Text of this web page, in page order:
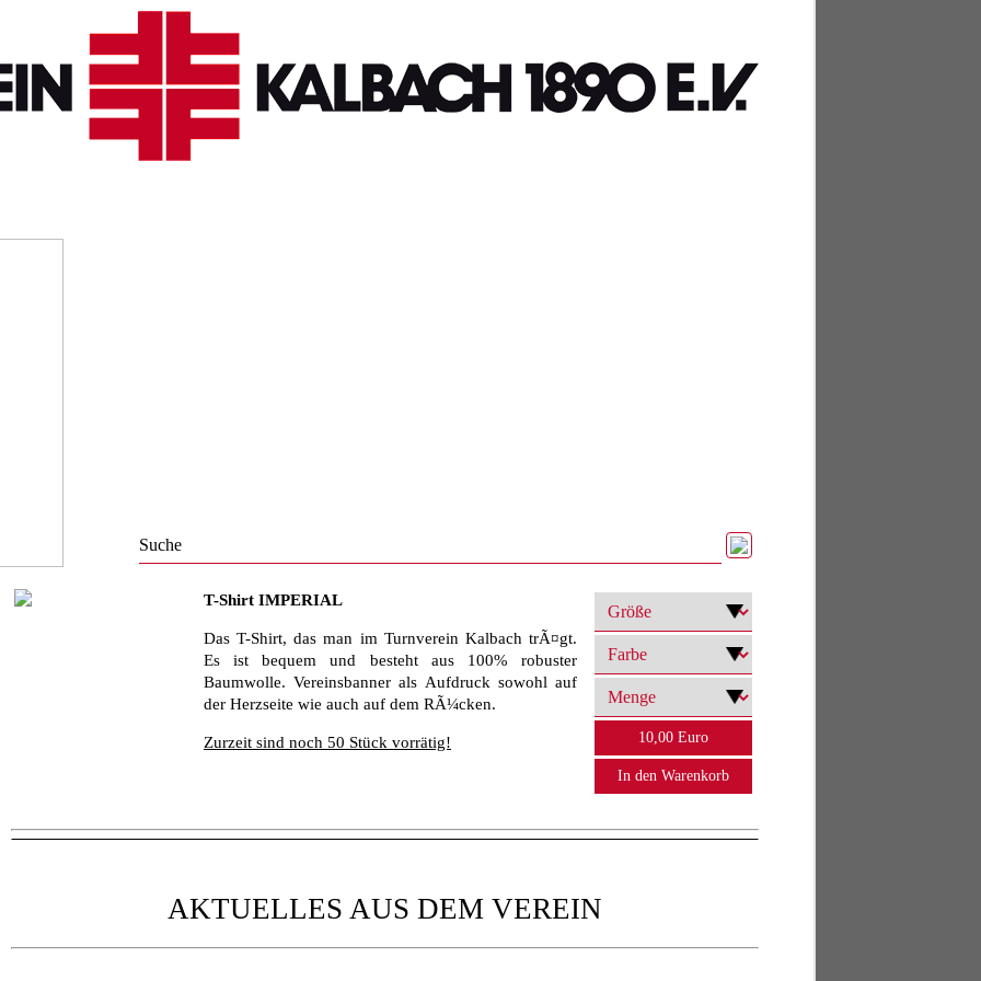
T-Shirt IMPERIAL
Das T-Shirt, das man im Turnverein Kalbach trÃ¤gt.
Es ist bequem und besteht aus 100% robuster
Baumwolle. Vereinsbanner als Aufdruck sowohl auf
der Herzseite wie auch auf dem RÃ¼cken.
Zurzeit sind noch 50 Stück vorrätig!
AKTUELLES AUS DEM VEREIN